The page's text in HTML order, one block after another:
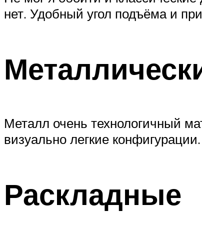
нет. Удобный угол подъёма и
Металл очень технологичный
визуально легкие конфигурации.
Раскладные